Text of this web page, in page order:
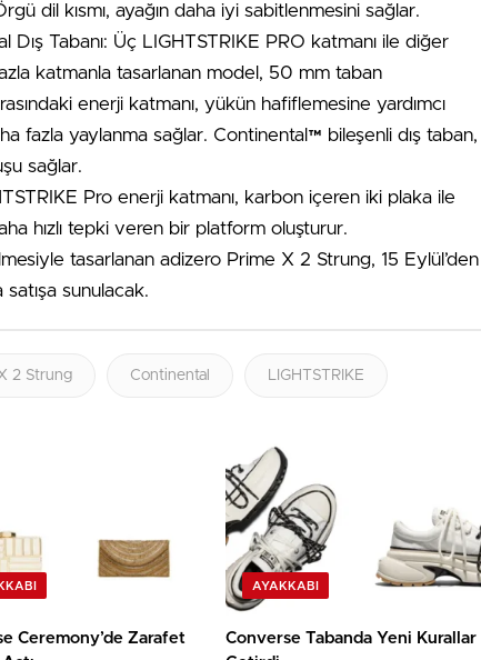
dil kısmı, ayağın daha iyi sabitlenmesini sağlar.
Tabanı: Üç LIGHTSTRIKE PRO katmanı ile diğer
katmanla tasarlanan model, 50 mm taban
enerji katmanı, yükün hafiflemesine yardımcı
fazla yaylanma sağlar. Continental™ bileşenli dış taban,
sağlar.
Pro enerji katmanı, karbon içeren iki plaka ile
hızlı tepki veren bir platform oluşturur.
tasarlanan adizero Prime X 2 Strung, 15 Eylül’den
sunulacak.
2 Strung Continental LIGHTSTRIKE
Ceremony’de Zarafet
AYAKKABI
Converse Tabanda Yeni Kurallar